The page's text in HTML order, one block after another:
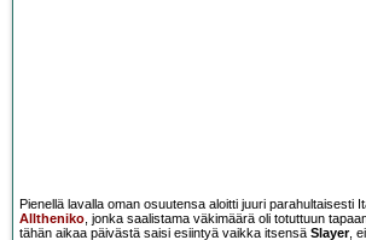
Pienellä lavalla oman osuutensa aloitti juuri parahultaisesti
Alltheniko, jonka saalistama väkimäärä oli totuttuun
tähän aikaa päivästä saisi esiintyä vaikka itsensä Slayer,